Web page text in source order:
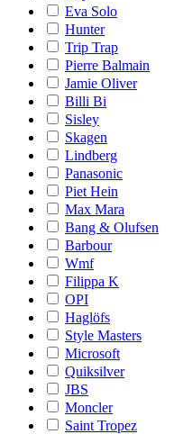
Eva Solo
Hunter
Trip Trap
Pierre Balmain
Jamie Oliver
Billi Bi
Sisley
Skagen
Lindberg
Panasonic
Piet Hein
Max Mara
Bang & Olufsen
Barbour
Wmf
Filippa K
OPI
Haglöfs
Style Masters
Microsoft
Quiksilver
JBS
Moncler
Saint Tropez